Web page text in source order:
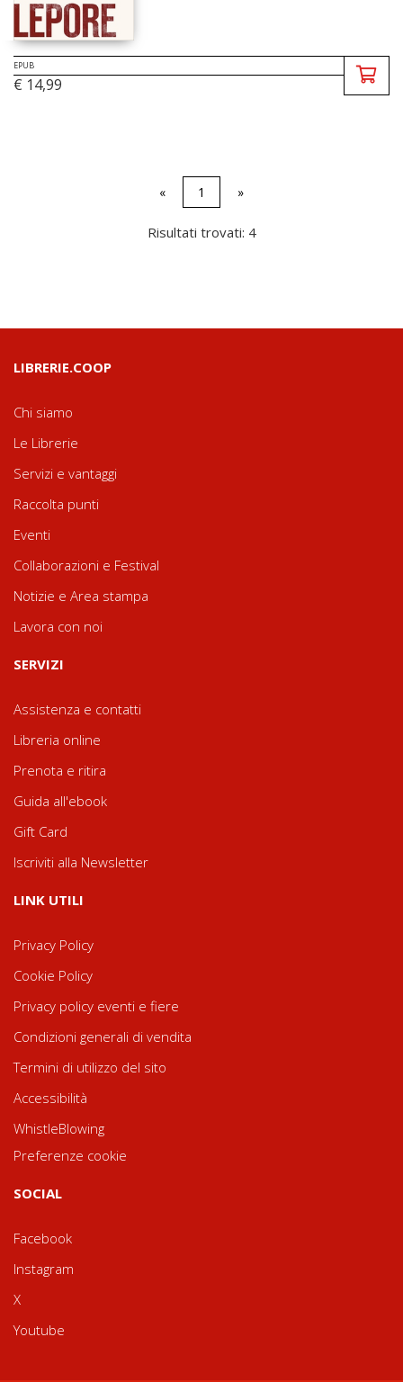
EPUB
€ 14,99
« 1 »
Risultati trovati: 4
LIBRERIE.COOP
Chi siamo
Le Librerie
Servizi e vantaggi
Raccolta punti
Eventi
Collaborazioni e Festival
Notizie e Area stampa
Lavora con noi
SERVIZI
Assistenza e contatti
Libreria online
Prenota e ritira
Guida all'ebook
Gift Card
Iscriviti alla Newsletter
LINK UTILI
Privacy Policy
Cookie Policy
Privacy policy eventi e fiere
Condizioni generali di vendita
Termini di utilizzo del sito
Accessibilità
WhistleBlowing
Preferenze cookie
SOCIAL
Facebook
Instagram
X
Youtube